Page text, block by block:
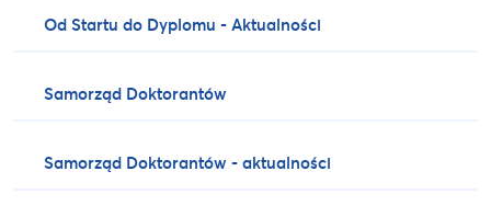
Od Startu do Dyplomu - Aktualności
Samorząd Doktorantów
Samorząd Doktorantów - aktualności